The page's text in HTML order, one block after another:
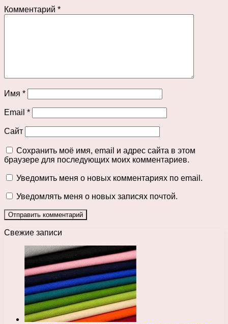
Комментарий *
Имя *
Email *
Сайт
Сохранить моё имя, email и адрес сайта в этом
браузере для последующих моих комментариев.
Уведомить меня о новых комментариях по email.
Уведомлять меня о новых записях почтой.
Свежие записи